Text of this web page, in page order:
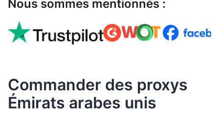
Nous sommes mentionnés :
Commander des proxys
Émirats arabes unis